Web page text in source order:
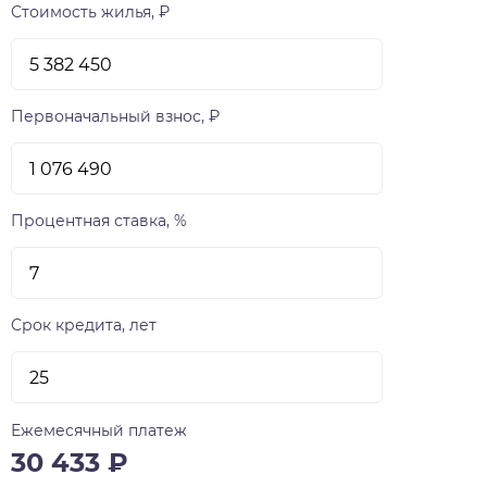
сдаваться с предчистовой отделкой white box,
электроразводку, подоконники и откосы, а
готов заниматься ремонтом могут заказать у
вида такой отделки — «Теплые тона» и
стилобатной части LUNA разместятся детская
архитектурные формы — пьяцца (маленькая
деревянный настил и комфортабельные
благоустройства двора — отдых и созерцание.
двора будут способствовать формированию по-
атмосферы. LUNA начинаются со второго
Стоимость жилья, ₽
Первоначальный взнос, ₽
Процентная ставка, %
Срок кредита, лет
Ежемесячный платеж
30 433 ₽